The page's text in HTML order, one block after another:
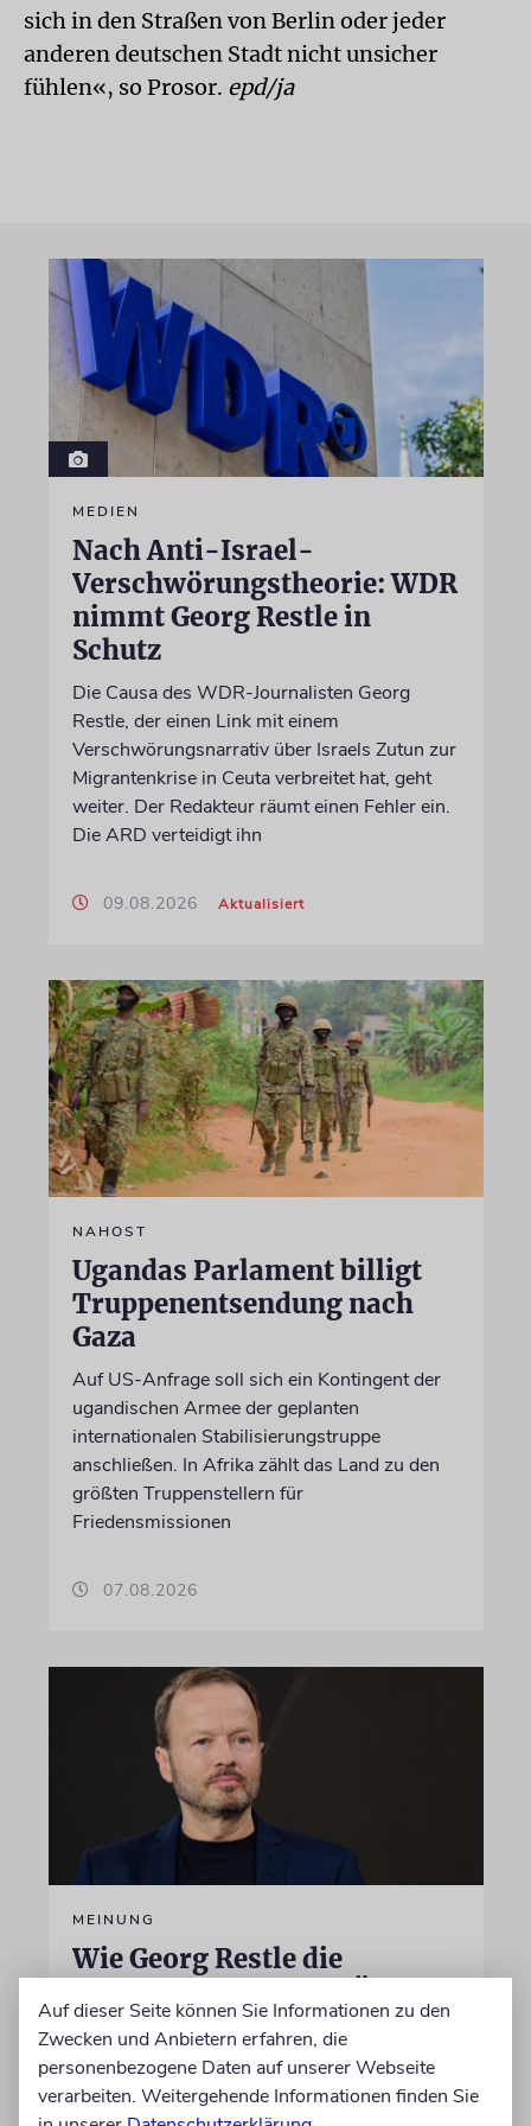
sich in den Straßen von Berlin oder jeder
anderen deutschen Stadt nicht unsicher
fühlen«, so Prosor. epd/ja
MEDIEN
Nach Anti-Israel-
Verschwörungstheorie: WDR
nimmt Georg Restle in
Schutz
Die Causa des WDR-Journalisten Georg
Restle, der einen Link mit einem
Verschwörungsnarrativ über Israels Zutun zur
Migrantenkrise in Ceuta verbreitet hat, geht
weiter. Der Redakteur räumt einen Fehler ein.
Die ARD verteidigt ihn
09.08.2026 Aktualisiert
NAHOST
Ugandas Parlament billigt
Truppenentsendung nach
Gaza
Auf US-Anfrage soll sich ein Kontingent der
ugandischen Armee der geplanten
internationalen Stabilisierungstruppe
anschließen. In Afrika zählt das Land zu den
größten Truppenstellern für
Friedensmissionen
07.08.2026
MEINUNG
Wie Georg Restle die
untergräbt
Nach dem X-Post des Journalisten hat sich
Felix Schotland, Vorstand der Synagogen-
Auf dieser Seite können Sie Informationen zu den
Zwecken und Anbietern erfahren, die
personenbezogene Daten auf unserer Webseite
verarbeiten. Weitergehende Informationen finden Sie